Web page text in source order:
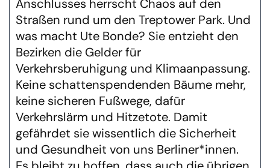
Anschlusses herrscht Chaos auf den
Straßen rund um den Treptower Park. Und
was macht Ute Bonde? Sie entzieht den
Bezirken die Gelder für
Verkehrsberuhigung und Klimaanpassung.
Keine schattenspendenden Bäume mehr,
keine sicheren Fußwege, dafür
Verkehrslärm und Hitzetote. Damit
gefährdet sie wissentlich die Sicherheit
und Gesundheit von uns Berliner*innen.